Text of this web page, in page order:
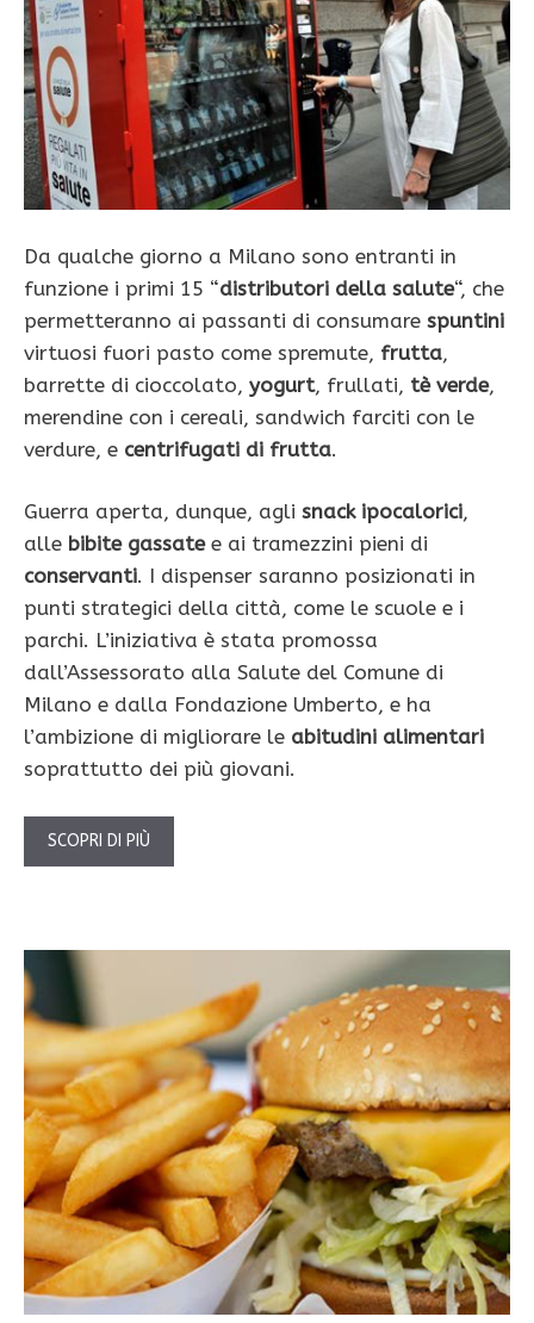
Da qualche giorno a Milano sono entranti in
funzione i primi 15 “distributori della salute“, che
permetteranno ai passanti di consumare spuntini
virtuosi fuori pasto come spremute, frutta,
barrette di cioccolato, yogurt, frullati, tè verde,
merendine con i cereali, sandwich farciti con le
verdure, e centrifugati di frutta.
Guerra aperta, dunque, agli snack ipocalorici,
alle bibite gassatee ai tramezzini pieni di
conservanti. I dispenser saranno posizionati in
punti strategici della città, come le scuole e i
parchi. L’iniziativa è stata promossa
dall’Assessorato alla Salute del Comune di
Milano e dalla Fondazione Umberto, e ha
l’ambizione di migliorare le abitudini alimentari
soprattutto dei più giovani.
SCOPRI DI PIÙ